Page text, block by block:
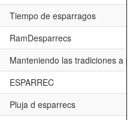
Tiempo de esparragos
RamDesparrecs
Manteniendo las tradiciones a
ESPARREC
Pluja d esparrecs